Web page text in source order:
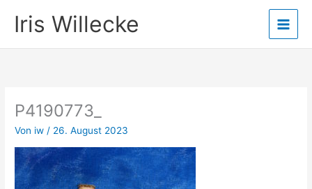
InhaltIris Willecke
P4190773_
Von iw / 26. August 2023